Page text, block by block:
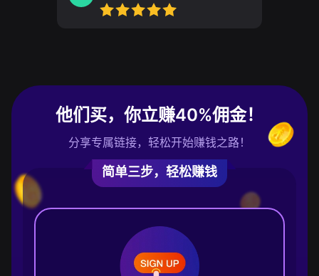
他们买，你立赚40%佣金！
分享专属链接，轻松开始赚钱之路！
简单三步，轻松赚钱